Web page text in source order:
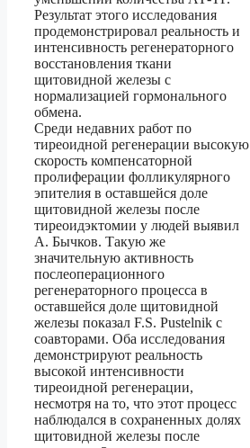
Результат этого исследования
продемонстрировал реальность и
интенсивность регенераторного
восстановления ткани
щитовидной железы с
нормализацией гормонального
обмена.
Среди недавних работ по
тиреоидной регенерации высокую
скорость компенсаторной
пролиферации фолликулярного
эпителия в оставшейся доле
щитовидной железы после
тиреоидэктомии у людей выявил
А. Бычков. Такую же
значительную активность
послеоперационного
регенераторного процесса в
оставшейся доле щитовидной
железы показал F.S. Pustelnik с
соавторами. Оба исследования
демонстрируют реальность
высокой интенсивности
тиреоидной регенерации,
несмотря на то, что этот процесс
наблюдался в сохраненных долях
щитовидной железы после